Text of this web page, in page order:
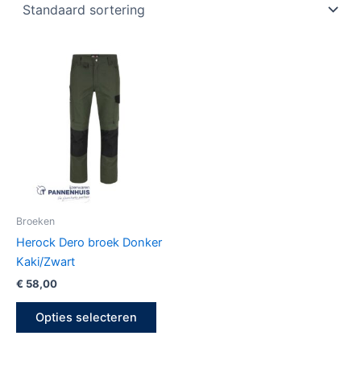
Broeken
Herock Dero broek Donker
Kaki/Zwart
€ 58,00
Opties selecteren
op